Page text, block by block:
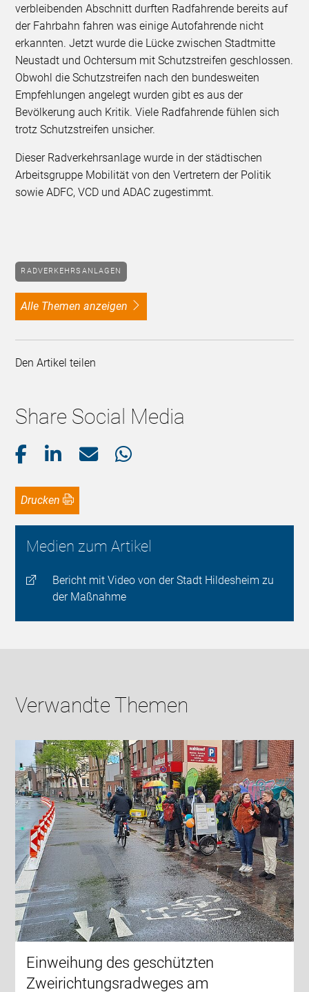
verbleibenden Abschnitt durften Radfahrende bereits auf
der Fahrbahn fahren was einige Autofahrende nicht
erkannten. Jetzt wurde die Lücke zwischen Stadtmitte
Neustadt und Ochtersum mit Schutzstreifen geschlossen.
Obwohl die Schutzstreifen nach den bundesweiten
Empfehlungen angelegt wurden gibt es aus der
Bevölkerung auch Kritik. Viele Radfahrende fühlen sich
trotz Schutzstreifen unsicher.
Dieser Radverkehrsanlage wurde in der städtischen
Arbeitsgruppe Mobilität von den Vertretern der Politik
sowie ADFC, VCD und ADAC zugestimmt.
RADVERKEHRSANLAGEN
alle Themen anzeigen
Den Artikel teilen
Share Social Media
Drucken
Medien zum Artikel
Bericht mit Video von der Stadt Hildesheim zu
der Maßnahme
Verwandte Themen
Einweihung des geschützten
Zweirichtungsradweges am